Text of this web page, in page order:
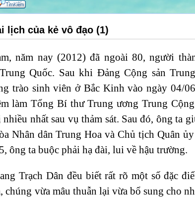
lịch của kẻ vô đạo (1)
năm nay (2012) đã ngoài 80, người
Quốc. Sau khi Đảng Cộng sản
trào sinh viên ở Bắc Kinh vào ngày 04/
làm Tổng Bí thư Trung ương Trung
nhất sau vụ thảm sát. Sau đó, ông ta
Nhân dân Trung Hoa và Chủ tịch Quân
ông ta buộc phải hạ đài, lui về hậu trường.
Trạch Dân đều biết rất rõ một số đặc
chúng vừa mâu thuẫn lại vừa bổ sung cho